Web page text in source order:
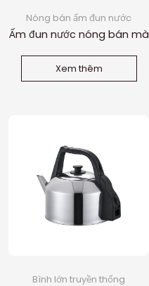
Nóng bán ấm đun nước
Ấm đun nước nóng bán mà
Xem thêm
Bình lớn truyền thống